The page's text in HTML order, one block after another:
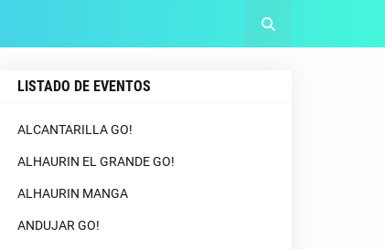
LISTADO DE EVENTOS
ALCANTARILLA GO!
ALHAURIN EL GRANDE GO!
ALHAURIN MANGA
ANDUJAR GO!